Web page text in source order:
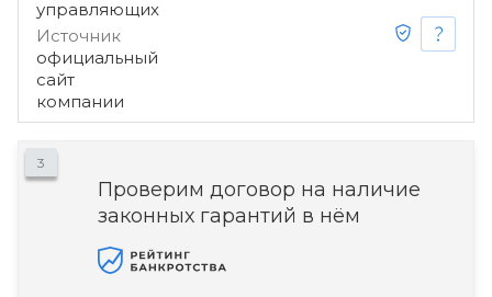
управляющих
Источник
официальный
сайт
компании
3
Проверим договор на наличие
законных гарантий в нём